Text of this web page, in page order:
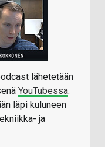
lähetetään
YouTubessa.
läpi kuluneen
ja